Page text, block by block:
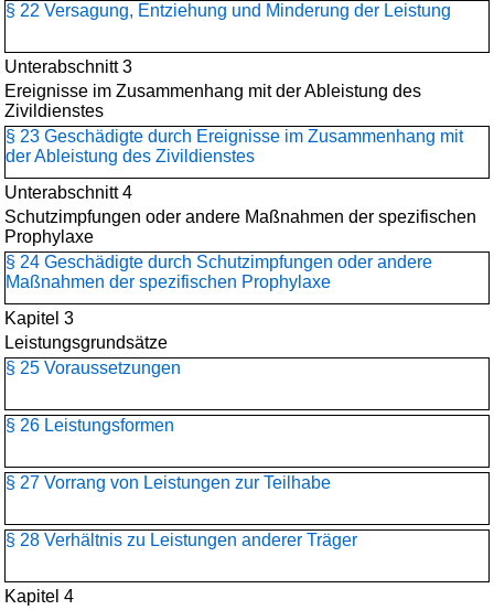
§ 22 Versagung, Entziehung und Minderung der Leistung
Unterabschnitt 3
Ereignisse im Zusammenhang mit der Ableistung des
Zivildienstes
§ 23 Geschädigte durch Ereignisse im Zusammenhang mit
der Ableistung des Zivildienstes
Unterabschnitt 4
Schutzimpfungen oder andere Maßnahmen der spezifischen
Prophylaxe
§ 24 Geschädigte durch Schutzimpfungen oder andere
Maßnahmen der spezifischen Prophylaxe
Kapitel 3
Leistungsgrundsätze
§ 25 Voraussetzungen
§ 26 Leistungsformen
§ 27 Vorrang von Leistungen zur Teilhabe
§ 28 Verhältnis zu Leistungen anderer Träger
Kapitel 4